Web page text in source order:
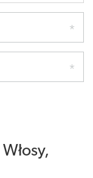
Włosy,